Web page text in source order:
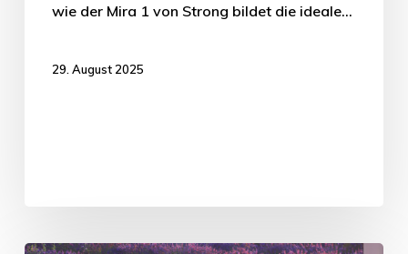
wie der Mira 1 von Strong bildet die ideale…
29. August 2025